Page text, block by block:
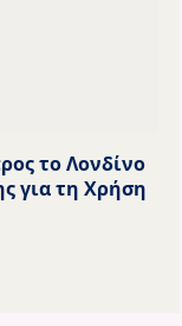
το Λονδίνο
για τη Χρήση